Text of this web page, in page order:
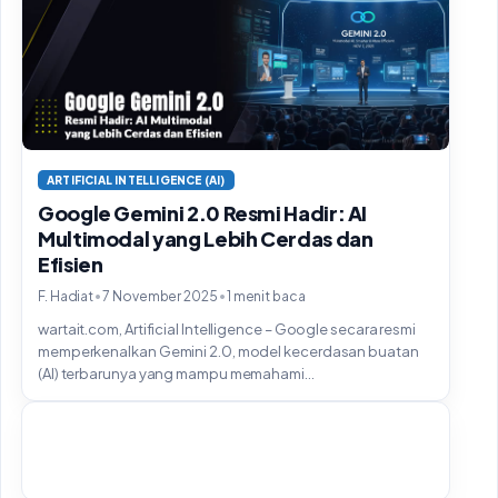
ARTIFICIAL INTELLIGENCE (AI)
Google Gemini 2.0 Resmi Hadir: AI
Multimodal yang Lebih Cerdas dan
Efisien
F. Hadiat•7 November 2025 •1 menit baca
wartait.com, Artificial Intelligence – Google secara resmi
memperkenalkan Gemini 2.0, model kecerdasan buatan
(AI) terbarunya yang mampu memahami...